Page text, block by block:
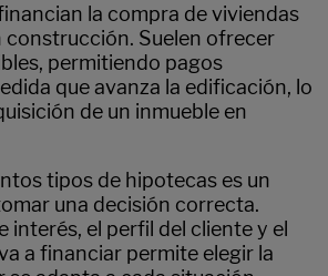
la compra de viviendas
construcción. Suelen ofrecer
permitiendo pagos
que avanza la edificación, lo
de un inmueble en
tipos de hipotecas es un
una decisión correcta.
interés, el perfil del cliente y el
a financiar permite elegir la